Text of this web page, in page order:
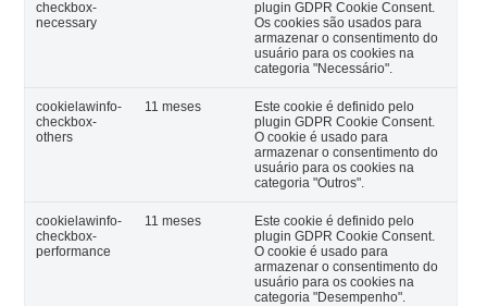
checkbox-
necessary
plugin GDPR Cookie Consent.
Os cookies são usados para
armazenar o consentimento do
usuário para os cookies na
categoria "Necessário".
cookielawinfo-
checkbox-
others
11 meses
Este cookie é definido pelo
plugin GDPR Cookie Consent.
O cookie é usado para
armazenar o consentimento do
usuário para os cookies na
categoria "Outros".
cookielawinfo-
checkbox-
performance
11 meses
Este cookie é definido pelo
plugin GDPR Cookie Consent.
O cookie é usado para
armazenar o consentimento do
usuário para os cookies na
categoria "Desempenho".